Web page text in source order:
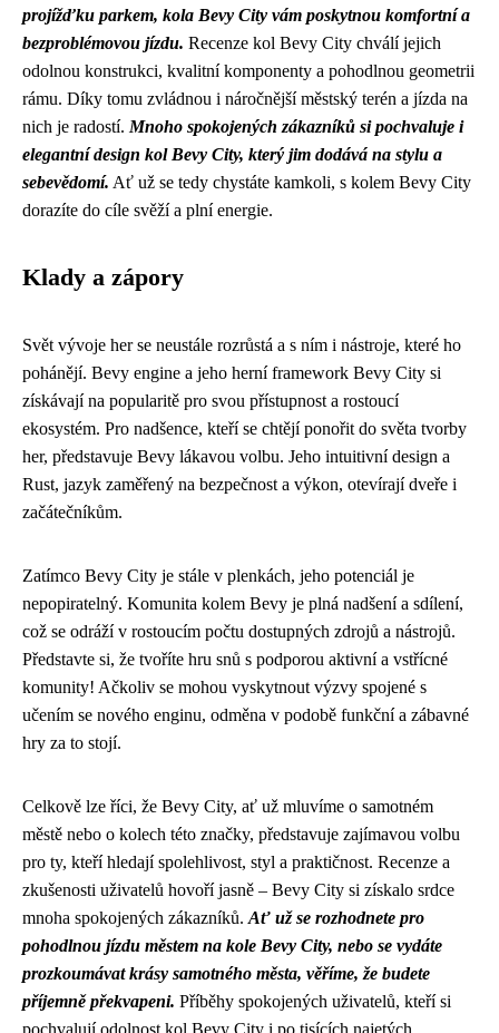
projížďku parkem, kola Bevy City vám poskytnou komfortní a
bezproblémovou jízdu. Recenze kol Bevy City chválí jejich
odolnou konstrukci, kvalitní komponenty a pohodlnou geometrii
rámu. Díky tomu zvládnou i náročnější městský terén a jízda na
nich je radostí. Mnoho spokojených zákazníků si pochvaluje i
elegantní design kol Bevy City, který jim dodává na stylu a
sebevědomí. Ať už se tedy chystáte kamkoli, s kolem Bevy City
dorazíte do cíle svěží a plní energie.
Klady a zápory
Svět vývoje her se neustále rozrůstá a s ním i nástroje, které ho
pohánějí. Bevy engine a jeho herní framework Bevy City si
získávají na popularitě pro svou přístupnost a rostoucí
ekosystém. Pro nadšence, kteří se chtějí ponořit do světa tvorby
her, představuje Bevy lákavou volbu. Jeho intuitivní design a
Rust, jazyk zaměřený na bezpečnost a výkon, otevírají dveře i
začátečníkům.
Zatímco Bevy City je stále v plenkách, jeho potenciál je
nepopiratelný. Komunita kolem Bevy je plná nadšení a sdílení,
což se odráží v rostoucím počtu dostupných zdrojů a nástrojů.
Představte si, že tvoříte hru snů s podporou aktivní a vstřícné
komunity! Ačkoliv se mohou vyskytnout výzvy spojené s
učením se nového enginu, odměna v podobě funkční a zábavné
hry za to stojí.
Celkově lze říci, že Bevy City, ať už mluvíme o samotném
městě nebo o kolech této značky, představuje zajímavou volbu
pro ty, kteří hledají spolehlivost, styl a praktičnost. Recenze a
zkušenosti uživatelů hovoří jasně – Bevy City si získalo srdce
mnoha spokojených zákazníků. Ať už se rozhodnete pro
pohodlnou jízdu městem na kole Bevy City, nebo se vydáte
prozkoumávat krásy samotného města, věříme, že budete
příjemně překvapeni. Příběhy spokojených uživatelů, kteří si
pochvalují odolnost kol Bevy City i po tisících najetých